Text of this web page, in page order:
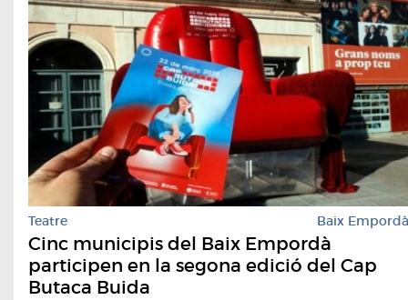
Teatre Baix Empordà
Cinc municipis del Baix Empordà
participen en la segona edició del Cap
Butaca Buida